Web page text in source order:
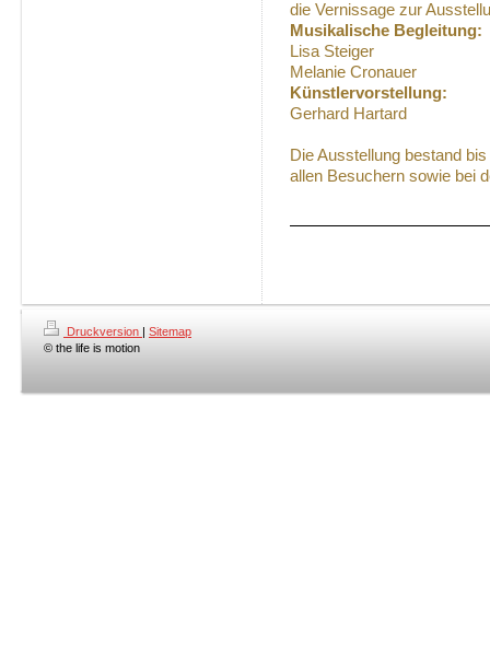
die Vernissage zur
Musikalische Begleitung:
Lisa Steiger
Melanie Cronauer
Künstlervorstellung:
Gerhard Hartard
Die Ausstellung bestand
allen Besuchern sowie bei
Druckversion
Sitemap
© the life is motion